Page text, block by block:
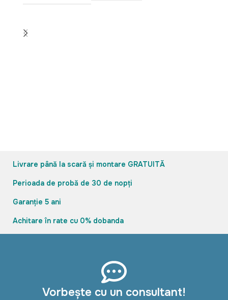
Livrare până la scară și montare GRATUITĂ
Perioada de probă de 30 de nopți
Garanție 5 ani
Achitare în rate cu 0% dobanda
Vorbește cu un consultant!